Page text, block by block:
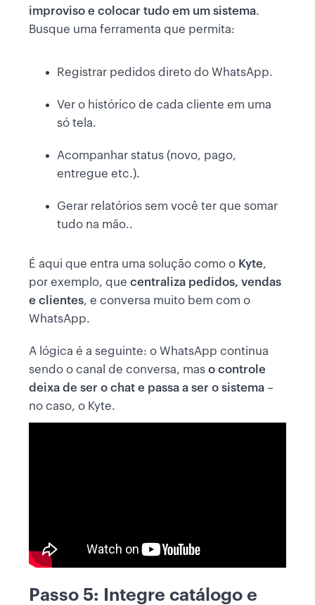
improviso e colocar tudo em um sistema.
Busque uma ferramenta que permita:
Registrar pedidos direto do WhatsApp.
Ver o histórico de cada cliente em uma
só tela.
Acompanhar status (novo, pago,
entregue etc.).
Gerar relatórios sem você ter que somar
tudo na mão..
É aqui que entra uma solução como o Kyte,
por exemplo, que centraliza pedidos, vendas
e clientes, e conversa muito bem com o
WhatsApp.
A lógica é a seguinte: o WhatsApp continua
sendo o canal de conversa, mas o controle
deixa de ser o chat e passa a ser o sistema –
no caso, o Kyte.
Passo 5: Integre catálogo e